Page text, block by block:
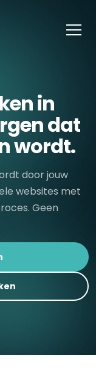
in
dat
wordt.
door jouw
websites met
Geen